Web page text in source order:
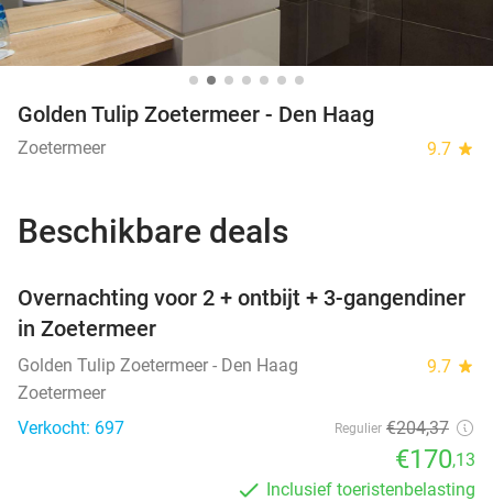
Golden Tulip Zoetermeer - Den Haag
Zoetermeer 9.7 star
Beschikbare deals
Overnachting voor 2 + ontbijt + 3-gangendiner
in Zoetermeer
Golden Tulip Zoetermeer - Den Haag 9.7 star
Zoetermeer
Verkocht: 697
Regulier €204,37
€170,13
Inclusief toeristenbelasting